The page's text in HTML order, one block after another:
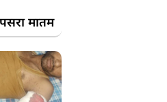
मातम